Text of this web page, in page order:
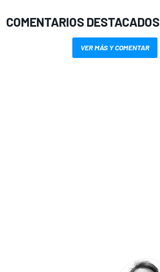
COMENTARIOS DESTACADOS
VER MÁS Y COMENTAR